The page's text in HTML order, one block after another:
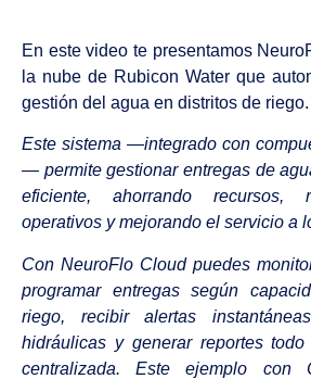
En este video te presentamos
la nube de Rubicon Water que
gestión del agua en distritos de riego.
Este sistema —integrado con
— permite gestionar entregas de
eficiente, ahorrando recursos,
operativos y mejorando el servicio a
Con NeuroFlo Cloud puedes
programar entregas según
riego, recibir alertas
hidráulicas y generar reportes
centralizada. Este ejemplo con